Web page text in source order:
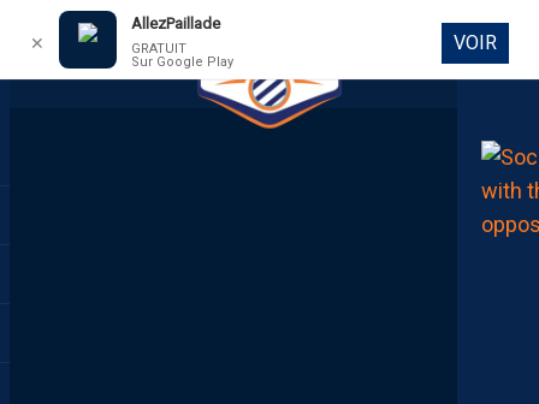
DIRECT
✕
AllezPaillade
GRATUIT
Sur Google Play
VOIR